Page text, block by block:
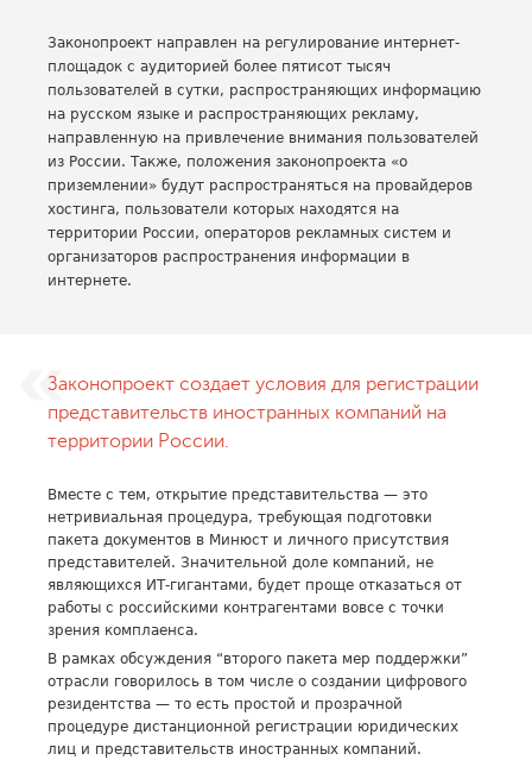
Законопроект направлен на регулирование интернет-
площадок с аудиторией более пятисот тысяч
пользователей в сутки, распространяющих информацию
на русском языке и распространяющих рекламу,
направленную на привлечение внимания пользователей
из России. Также, положения законопроекта «о
приземлении» будут распространяться на провайдеров
хостинга, пользователи которых находятся на
территории России, операторов рекламных систем и
организаторов распространения информации в
интернете.
Законопроект создает условия для регистрации
представительств иностранных компаний на
территории России.
Вместе с тем, открытие представительства — это
нетривиальная процедура, требующая подготовки
пакета документов в Минюст и личного присутствия
представителей. Значительной доле компаний, не
являющихся ИТ-гигантами, будет проще отказаться от
работы с российскими контрагентами вовсе с точки
зрения комплаенса.
В рамках обсуждения “второго пакета мер поддержки”
отрасли говорилось в том числе о создании цифрового
резидентства — то есть простой и прозрачной
процедуре дистанционной регистрации юридических
лиц и представительств иностранных компаний.